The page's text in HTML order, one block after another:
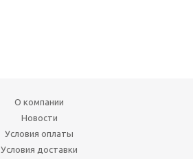
О компании
Новости
Условия оплаты
Условия доставки